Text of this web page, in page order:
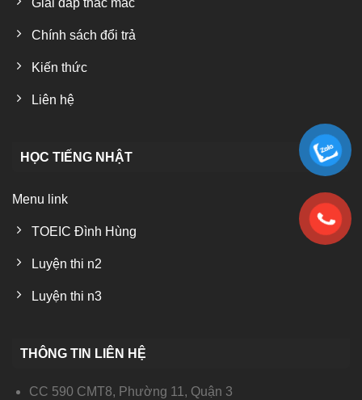
Giải đáp thắc mắc
Chính sách đổi trả
Kiến thức
Liên hệ
HỌC TIẾNG NHẬT
Menu link
TOEIC Đình Hùng
Luyện thi n2
Luyện thi n3
THÔNG TIN LIÊN HỆ
CC 590 CMT8, Phường 11, Quận 3